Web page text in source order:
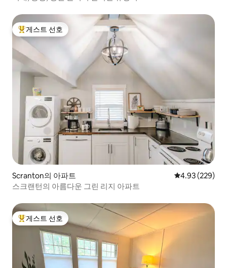
상위 게스트 선호
게스트 선호
Scranton의 아파트 평점 4.93점(5
4.93 (229)
스크랜턴의 아름다운 그린 리지 아파트
상위 게스트 선호
게스트 선호